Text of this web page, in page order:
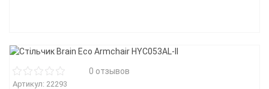
0 отзывов
Артикул: 22293